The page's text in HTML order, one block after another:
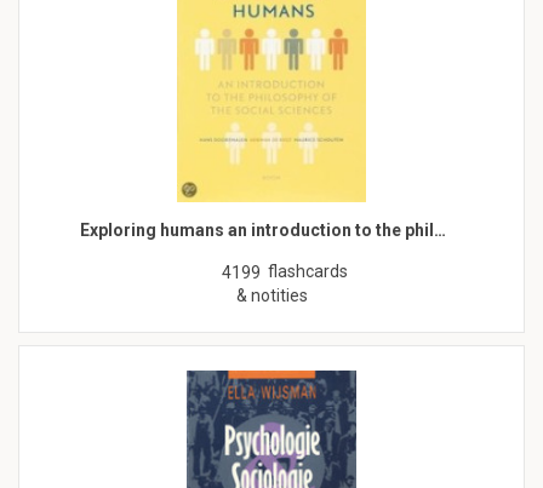
Exploring humans an introduction to the phil…
4199 flashcards
& notities